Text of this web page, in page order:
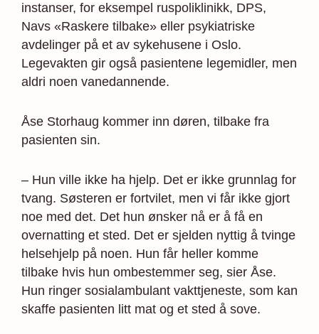
instanser, for eksempel ruspoliklinikk, DPS,
Navs «Raskere tilbake» eller psykiatriske
avdelinger på et av sykehusene i Oslo.
Legevakten gir også pasientene legemidler, men
aldri noen vanedannende.
Åse Storhaug kommer inn døren, tilbake fra
pasienten sin.
– Hun ville ikke ha hjelp. Det er ikke grunnlag for
tvang. Søsteren er fortvilet, men vi får ikke gjort
noe med det. Det hun ønsker nå er å få en
overnatting et sted. Det er sjelden nyttig å tvinge
helsehjelp på noen. Hun får heller komme
tilbake hvis hun ombestemmer seg, sier Åse.
Hun ringer sosialambulant vakttjeneste, som kan
skaffe pasienten litt mat og et sted å sove.